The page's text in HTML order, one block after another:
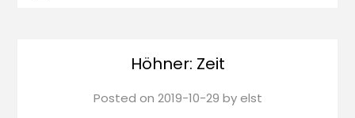
Höhner: Zeit
Posted on 2019-10-29 byelst